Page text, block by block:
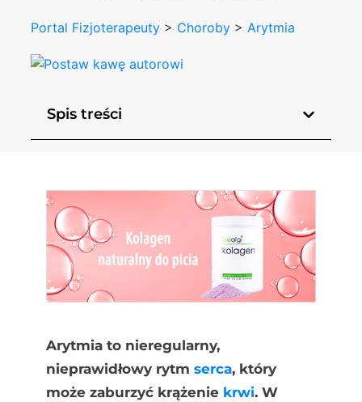
Portal Fizjoterapeuty > Choroby > Arytmia
Spis treści
Arytmia to nieregularny,
nieprawidłowy rytm serca, który
może zaburzyć krążenie krwi. W